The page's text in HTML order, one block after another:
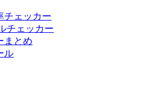
チェッカー
チェッカー
まとめ
ル